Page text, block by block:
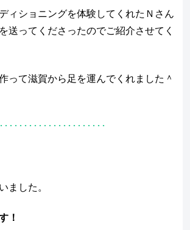
ィショニングを体験してくれたＮさん
送ってくださったのでご紹介させてく
って滋賀から足を運んでくれました＾
･････････････････････
ました。
！